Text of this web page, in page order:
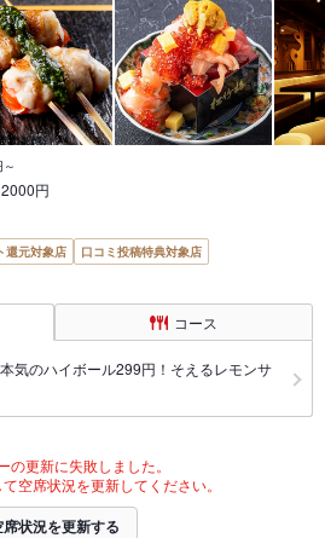
円
還元対象店
口コミ投稿特典対象店
コース
気のハイボール299円！そえるレモンサ
の更新に失敗しました。
空席状況を更新してください。
席状況を更新する